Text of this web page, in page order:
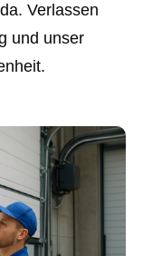
Verlassen
und unser